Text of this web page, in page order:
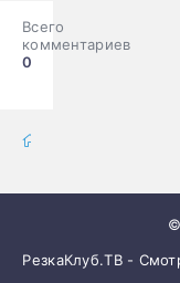
Всего
комментариев
0
РезкаКлуб.ТВ -